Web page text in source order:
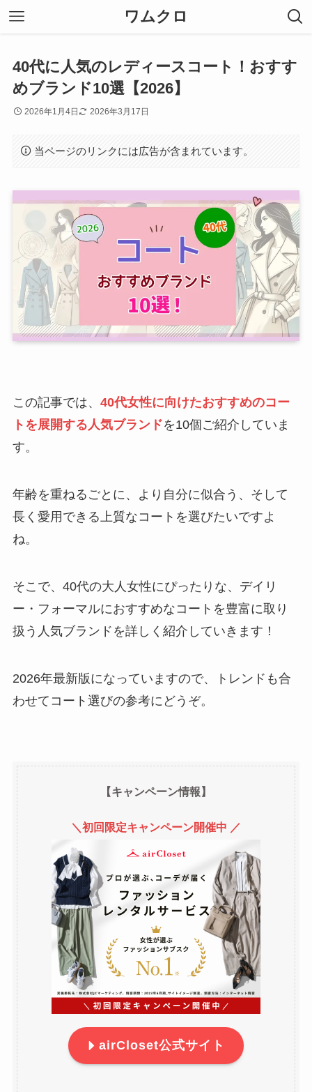
ワムクロ
40代に人気のレディースコート！おすす
めブランド10選【2026】
2026年1月4日 2026年3月17日
当ページのリンクには広告が含まれています。
この記事では、 40代女性に向けたおすすめのコー
トを展開する人気ブランドを10個ご紹介していま
す。
年齢を重ねるごとに、より自分に似合う、そして
長く愛用できる上質なコートを選びたいですよ
ね。
そこで、40代の大人女性にぴったりな、デイリ
ー・フォーマルにおすすめなコートを豊富に取り
扱う人気ブランドを詳しく紹介していきます！
2026年最新版になっていますので、トレンドも合
わせてコート選びの参考にどうぞ。
【キャンペーン情報】
＼初回限定キャンペーン開催中 ／
airCloset公式サイト